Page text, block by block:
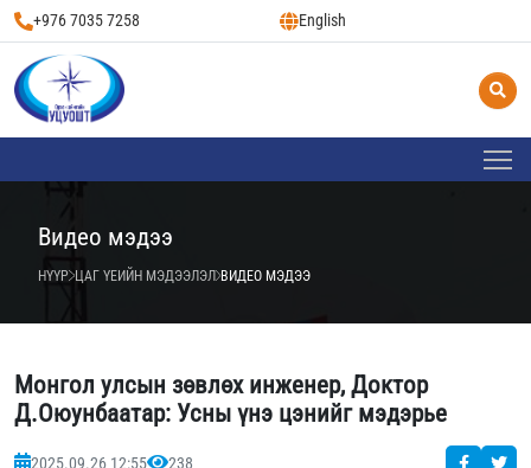
+976 7035 7258 English
Видео мэдээ
НҮҮР ЦАГ ҮЕИЙН МЭДЭЭЛЭЛ ВИДЕО МЭДЭЭ
Монгол улсын зөвлөх инженер, Доктор
Д.Оюунбаатар: Усны үнэ цэнийг мэдэрье
2025.09.26 12:55 238